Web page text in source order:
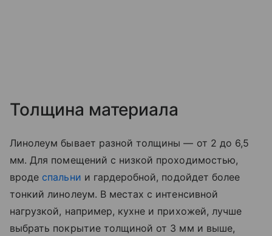
Толщина материала
Линолеум бывает разной толщины — от 2 до 6,5
мм. Для помещений с низкой проходимостью,
вроде спальни и гардеробной, подойдет более
тонкий линолеум. В местах с интенсивной
нагрузкой, например, кухне и прихожей, лучше
выбрать покрытие толщиной от 3 мм и выше,